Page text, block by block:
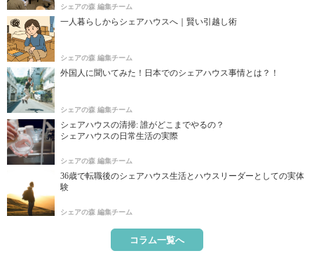
シェアの森 編集チーム
一人暮らしからシェアハウスへ｜賢い引越し術
シェアの森 編集チーム
外国人に聞いてみた！日本でのシェアハウス事情とは？！
シェアの森 編集チーム
シェアハウスの清掃: 誰がどこまでやるの？
シェアハウスの日常生活の実際
シェアの森 編集チーム
36歳で転職後のシェアハウス生活とハウスリーダーとしての実体
験
シェアの森 編集チーム
コラム一覧へ